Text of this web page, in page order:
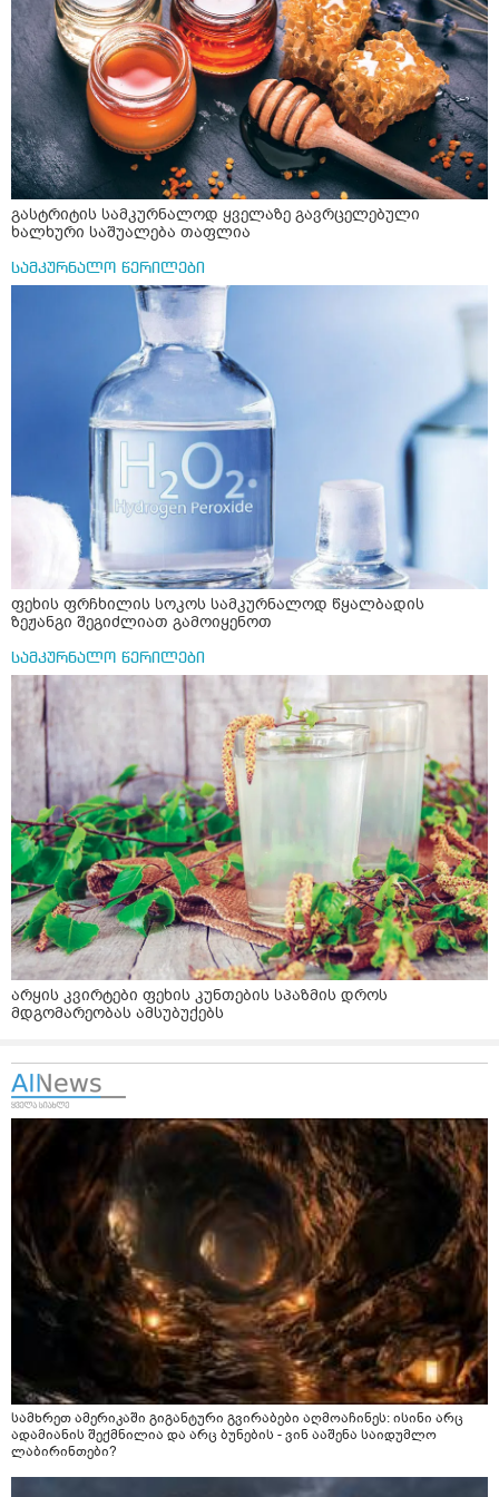
მისგან ეს ტოქსიკური ურთიერთობა დავასრულე ეხლა
ისებ ასე ვარ თავბრუხვევებით და როგორ მოვიქცეე
არვიცი ბოდიში ცოყა არულად მიწერია
გასტრიტის სამკურნალოდ ყველაზე გავრცელებული
ხალხური საშუალება თაფლია
სამკურნალო წერილები
ფეხის ფრჩხილის სოკოს სამკურნალოდ წყალბადის
ზეჟანგი შეგიძლიათ გამოიყენოთ
სამკურნალო წერილები
არყის კვირტები ფეხის კუნთების სპაზმის დროს
მდგომარეობას ამსუბუქებს
სამხრეთ ამერიკაში გიგანტური გვირაბები აღმოაჩინეს: ისინი არც
ადამიანის შექმნილია და არც ბუნების - ვინ ააშენა საიდუმლო
ლაბირინთები?